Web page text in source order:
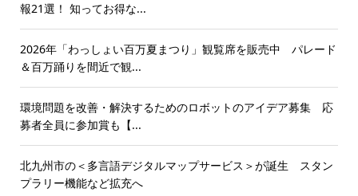
報21選！ 知ってお得な...
2026年「わっしょい百万夏まつり」観覧席を販売中 パレード
＆百万踊りを間近で観...
環境問題を改善・解決するためのロボットのアイデア募集 応
募者全員に参加賞も【...
北九州市の＜多言語デジタルマップサービス＞が誕生 スタン
プラリー機能など拡充へ